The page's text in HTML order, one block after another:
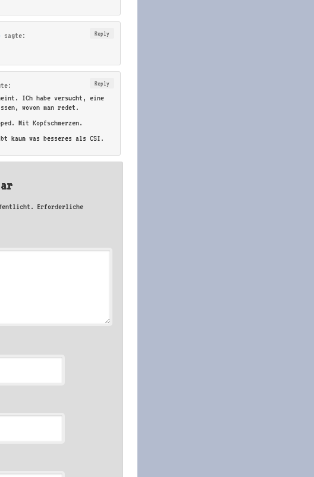
sagte: Reply
Reply
ICh habe versucht, eine
wovon man redet.
Mit Kopfschmerzen.
kaum was besseres als CSI.
Erforderliche